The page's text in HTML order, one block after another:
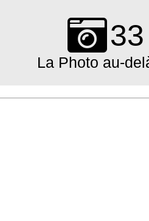
La Photo au-
Primary